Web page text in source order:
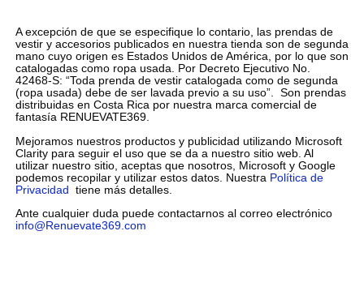
A excepción de que se especifique lo contario, las prendas de
vestir y accesorios publicados en nuestra tienda son de segunda
mano cuyo origen es Estados Unidos de América, por lo que son
catalogadas como ropa usada. Por Decreto Ejecutivo No.
42468-S: “Toda prenda de vestir catalogada como de segunda
(ropa usada) debe de ser lavada previo a su uso”. Son prendas
distribuidas en Costa Rica por nuestra marca comercial de
fantasía RENUEVATE369.
Mejoramos nuestros productos y publicidad utilizando Microsoft
Clarity para seguir el uso que se da a nuestro sitio web. Al
utilizar nuestro sitio, aceptas que nosotros, Microsoft y Google
podemos recopilar y utilizar estos datos. Nuestra Política de
Privacidad tiene más detalles.
Ante cualquier duda puede contactarnos al correo electrónico
info@Renuevate369.com